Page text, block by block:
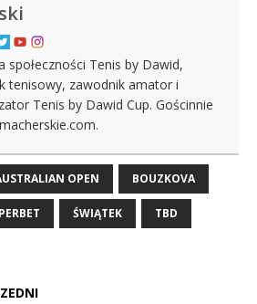
społeczności Tenis by Dawid,
tenisowy, zawodnik amator i
Tenis by Dawid Cup. Gościnnie
OPEN BOUZKOVA
ŚWIĄTEK TBD